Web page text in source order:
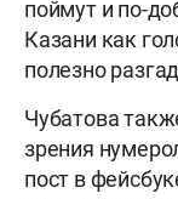
поймут и по-
Казани как
полезно
Чубатова
зрения
пост в